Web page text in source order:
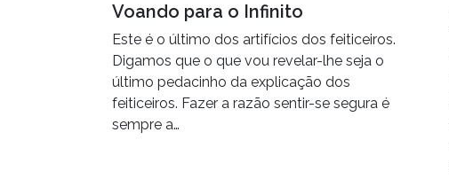
Voando para o Infinito
Este é o último dos artifícios dos feiticeiros.
Digamos que o que vou revelar-lhe seja o
último pedacinho da explicação dos
feiticeiros. Fazer a razão sentir-se segura é
sempre a…